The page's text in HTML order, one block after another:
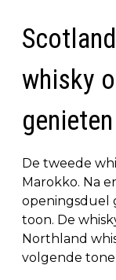
whisky
genieten
De tweede
Marokko. Na
openingsduel
toon. De
Northland
volgende